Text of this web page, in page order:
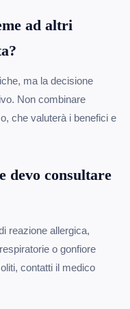
ad altri
ma la decisione
Non combinare
che valuterà i benefici e
devo consultare
reazione allergica,
o gonfiore
contatti il medico